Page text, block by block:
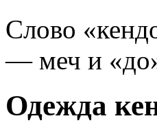
Слово
— меч и
Одежда